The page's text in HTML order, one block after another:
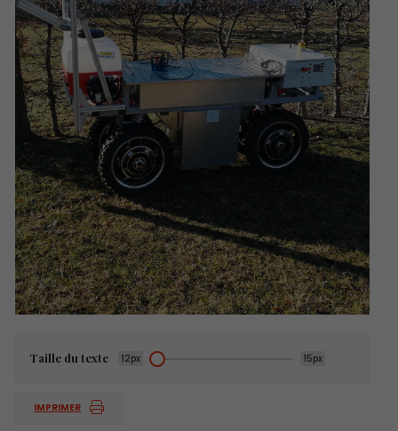
Taille du texte 12px 15px
IMPRIMER